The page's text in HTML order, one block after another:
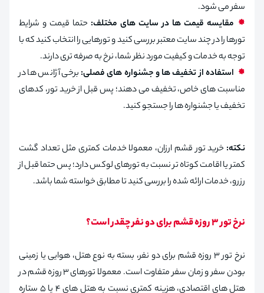
سفر می شود.
مقایسه قیمت ها در سایت های مختلف: حتما قیمت و شرایط
تورها را در چند سایت معتبر بررسی کنید و تورهایی را انتخاب کنید که با
توجه به خدمات و کیفیت مورد نظر شما، نرخ به صرفه تری دارند.
استفاده از تخفیف ها و جشنواره های فصلی: برخی آژانس ها در
مناسبت های خاص، تخفیف می دهند؛ پس قبل از خرید تور، کدهای
تخفیف یا جشنواره ها را جستجو کنید.
نکته: خرید تور قشم ارزان، معمولا خدمات کمتری مثل تعداد گشت
کمتر یا اقامت کوتاه تر نسبت به تورهای لوکس دارد؛ پس حتما قبل از
رزرو، خدمات ارائه شده را بررسی کنید تا مطابق خواسته شما باشد.
نرخ تور ۳ روزه قشم برای دو نفر چقدر است؟
نرخ تور ۳ روزه قشم برای دو نفر، بسته به نوع هتل، هوایی یا زمینی
بودن سفر و زمان سفر متفاوت است. معمولا تورهای ۳ روزه قشم در
هتل های اقتصادی، هزینه کمتری نسبت به هتل های ۴ یا ۵ ستاره